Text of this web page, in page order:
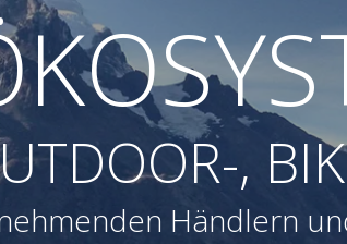
,
Händlern